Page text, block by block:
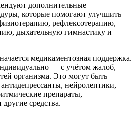
дополнительные
которые помогают улучшить
рефлексотерапию,
дыхательную гимнастику и
медикаментозная поддержка.
— с учётом жалоб,
организма. Это могут быть
нейролептики,
препараты,
средства.